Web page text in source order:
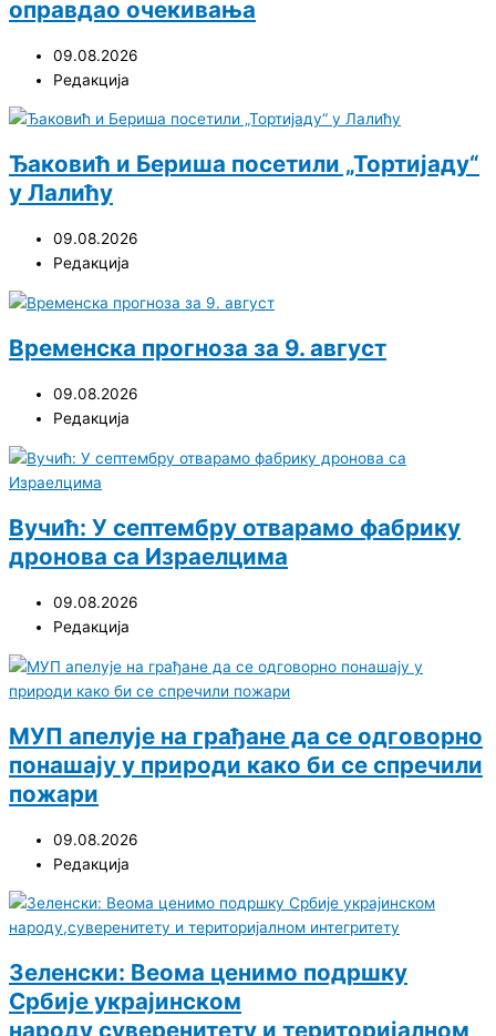
оправдао очекивања
09.08.2026
Редакција
Ђаковић и Бериша посетили „Тортијаду“
у Лалићу
09.08.2026
Редакција
Временска прогноза за 9. август
09.08.2026
Редакција
Вучић: У септембру отварамо фабрику
дронова са Израелцима
09.08.2026
Редакција
МУП апелује на грађане да се одговорно
понашају у природи како би се спречили
пожари
09.08.2026
Редакција
Зеленски: Веома ценимо подршку
Србије украјинском
народу,суверенитету и територијалном